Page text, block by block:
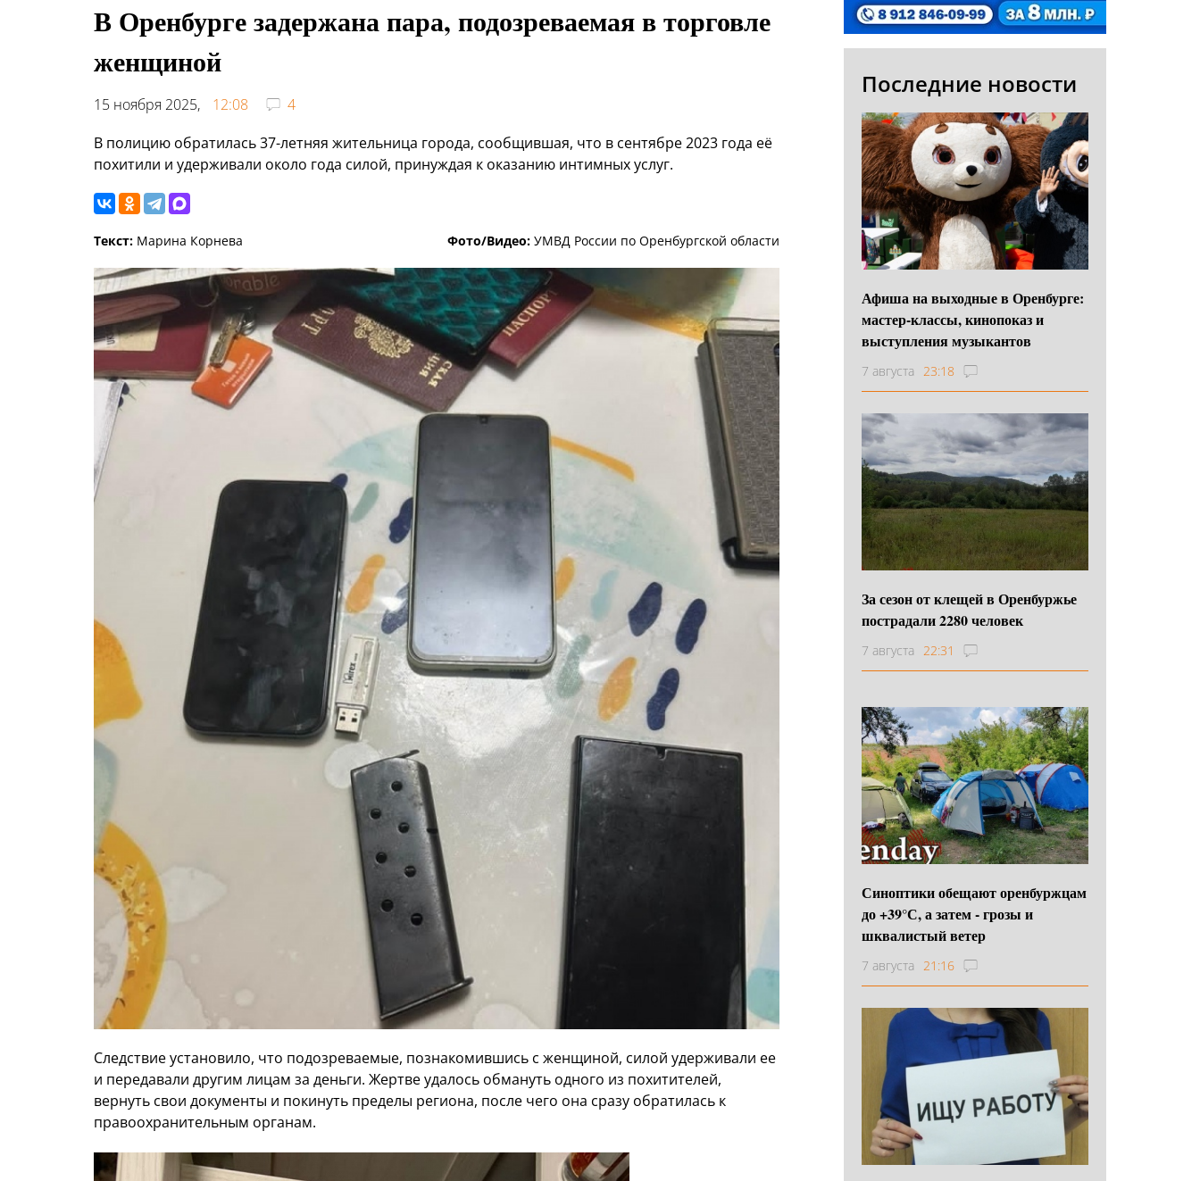
В Оренбурге задержана пара, подозреваемая в торговле
женщиной
15 ноября 2025, 12:08
4
В полицию обратилась 37-летняя жительница города, сообщившая, что в сентябре 2023 года её
похитили и удерживали около года силой, принуждая к оказанию интимных услуг.
Текст: Марина Корнева Фото/Видео: УМВД России по Оренбургской области
Следствие установило, что подозреваемые, познакомившись с женщиной, силой удерживали ее
и передавали другим лицам за деньги. Жертве удалось обмануть одного из похитителей,
вернуть свои документы и покинуть пределы региона, после чего она сразу обратилась к
правоохранительным органам.
Последние новости
Афиша на выходные в Оренбурге:
мастер-классы, кинопоказ и
выступления музыкантов
7 августа 23:18
За сезон от клещей в Оренбуржье
пострадали 2280 человек
7 августа 22:31
Синоптики обещают оренбуржцам
до +39°С, а затем - грозы и
шквалистый ветер
7 августа 21:16